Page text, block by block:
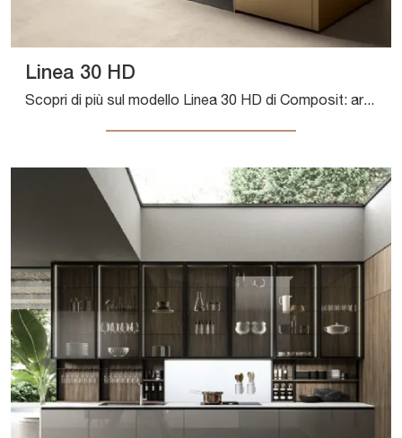
Linea 30 HD
Scopri di più sul modello Linea 30 HD di Composit: arreda la zona cucina con la soluzione in laccato opaco che fa al caso tuo.